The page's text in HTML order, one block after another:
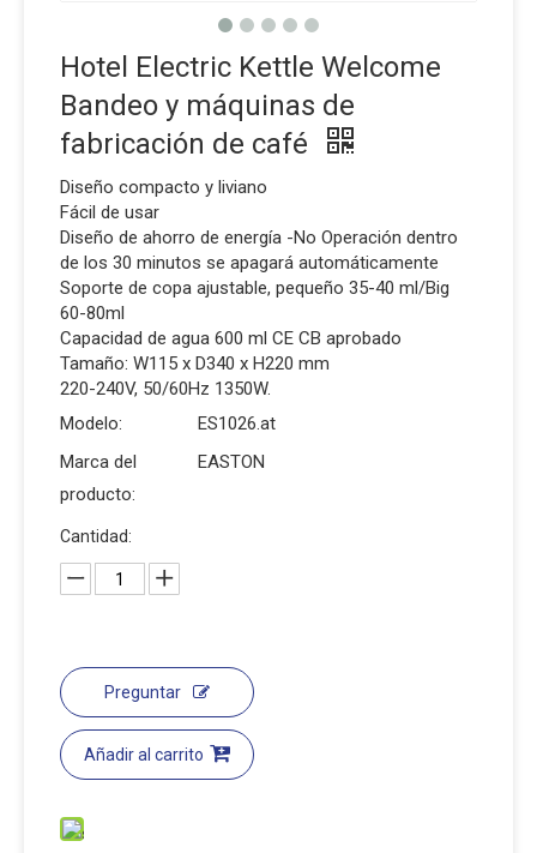
Hotel Electric Kettle Welcome
Bandeo y máquinas de
fabricación de café
Diseño compacto y liviano
Fácil de usar
Diseño de ahorro de energía -No Operación dentro
de los 30 minutos se apagará automáticamente
Soporte de copa ajustable, pequeño 35-40 ml/Big
60-80ml
Capacidad de agua 600 ml CE CB aprobado
Tamaño: W115 x D340 x H220 mm
220-240V, 50/60Hz 1350W.
Modelo:
ES1026.at
Marca del
producto:
EASTON
Cantidad:
Preguntar
Añadir al carrito